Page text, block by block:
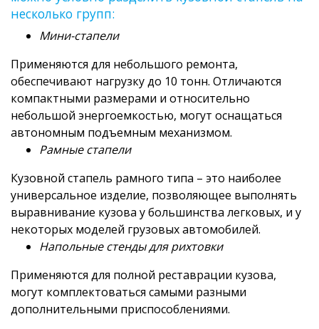
несколько групп:
Мини-стапели
Применяются для небольшого ремонта,
обеспечивают нагрузку до 10 тонн. Отличаются
компактными размерами и относительно
небольшой энергоемкостью, могут оснащаться
автономным подъемным механизмом.
Рамные стапели
Кузовной стапель рамного типа – это наиболее
универсальное изделие, позволяющее выполнять
выравнивание кузова у большинства легковых, и у
некоторых моделей грузовых автомобилей.
Напольные стенды для рихтовки
Применяются для полной реставрации кузова,
могут комплектоваться самыми разными
дополнительными приспособлениями.